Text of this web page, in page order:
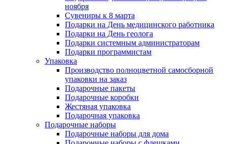
ноября
Сувениры к 8 марта
Подарки на День медицинского работника
Подарки на День геолога
Подарки системным администраторам
Подарки программистам
Упаковка
Производство полноцветной самосборной
упаковки на заказ
Подарочные пакеты
Подарочные коробки
Жестяная упаковка
Подарочная упаковка
Подарочные наборы
Подарочные наборы для дома